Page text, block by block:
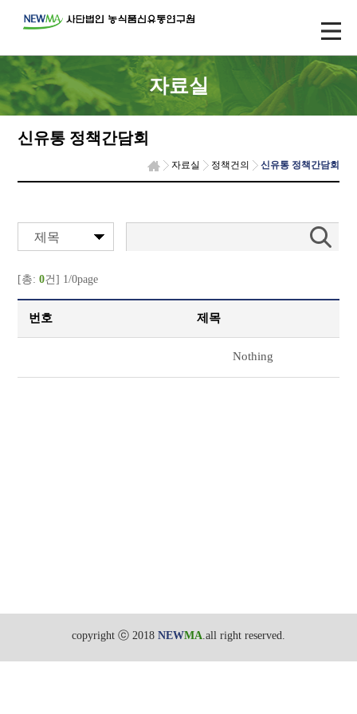
자료실
신유통 정책간담회
자료실 정책건의 신유통 정책간담회
제목
[총:0건] 1/0page
번호 제목
Nothing
copyright ⓒ 2018 NEWMA.all right reserved.